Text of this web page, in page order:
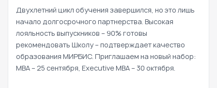
Двухлетний цикл обучения завершился, но это лишь
начало долгосрочного партнерства. Высокая
лояльность выпускников – 90% готовы
рекомендовать Школу – подтверждает качество
образования МИРБИС. Приглашаем на новый набор:
MBA – 25 сентября, Executive MBA – 30 октября.